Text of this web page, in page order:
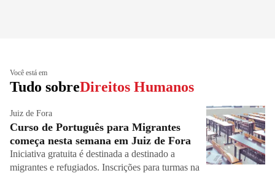
Você está em
Tudo sobreDireitos Humanos
Juiz de Fora
Curso de Português para Migrantes
começa nesta semana em Juiz de Fora
Iniciativa gratuita é destinada a destinado a
migrantes e refugiados. Inscrições para turmas na